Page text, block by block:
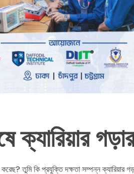
ক্যারিয়ার
তুমি কি প্রযুক্তি দক্ষতা সম্পন্ন ক্যারিয়ার